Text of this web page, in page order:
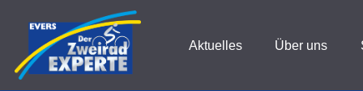
Aktuelles Über uns